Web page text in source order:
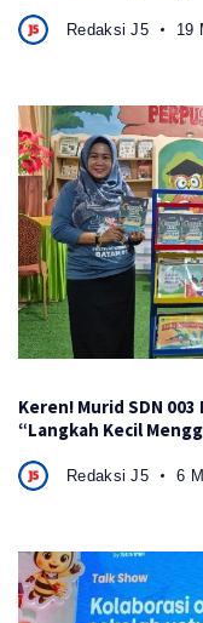
Redaksi J5 19
Keren! Murid SDN
“Langkah Kecil
Redaksi J5 6